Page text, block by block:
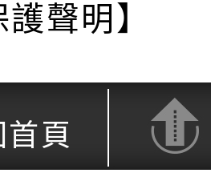
護聲明】
頁